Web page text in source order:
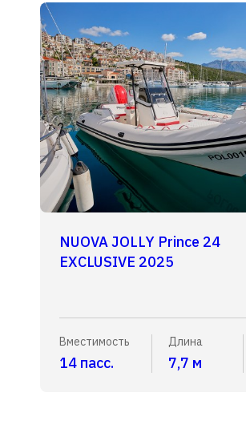
NUOVA JOLLY Prince 24
EXCLUSIVE 2025
Вместимость
14 пасс.
Длина
7,7 м